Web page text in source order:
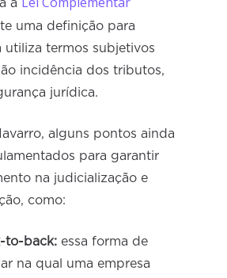
a
uma definição para
utiliza termos subjetivos
incidência dos tributos,
jurídica.
alguns pontos ainda
para garantir
na judicialização e
como:
to-back: essa forma de
na qual uma empresa